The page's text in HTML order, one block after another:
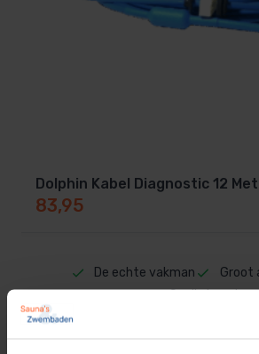
Dolphin Kabel Diagnostic 12
83,95
De echte vakman
Groot
Snelle levering